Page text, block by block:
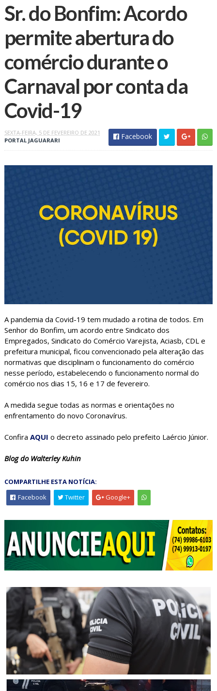
Sr. do Bonfim: Acordo
permite abertura do
comércio durante o
Carnaval por conta da
Covid-19
SEXTA-FEIRA, 5 DE FEVEREIRO DE 2021
PORTAL JAGUARARI
Facebook
A pandemia da Covid-19 tem mudado a rotina de todos. Em
Senhor do Bonfim, um acordo entre Sindicato dos
Empregados, Sindicato do Comércio Varejista, Aciasb, CDL e
prefeitura municipal, ficou convencionado pela alteração das
normativas que disciplinam o funcionamento do comércio
nesse período, estabelecendo o funcionamento normal do
comércio nos dias 15, 16 e 17 de fevereiro.
A medida segue todas as normas e orientações no
enfrentamento do novo Coronavírus.
Confira AQUI o decreto assinado pelo prefeito Laércio Júnior.
Blog do Walterley Kuhin
COMPARTILHE ESTA NOTÍCIA:
Facebook
Twitter Google+
CURAÇÁ